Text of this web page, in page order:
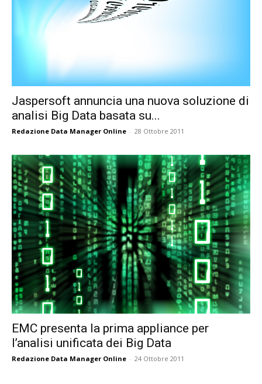
Jaspersoft annuncia una nuova soluzione di
analisi Big Data basata su...
Redazione Data Manager Online - 28 Ottobre 2011
EMC presenta la prima appliance per
l’analisi unificata dei Big Data
Redazione Data Manager Online - 24 Ottobre 2011